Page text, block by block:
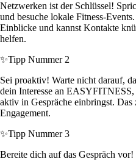
Netzwerken ist der Schlüssel!
und besuche lokale Fitness-
Einblicke und kannst Kontakte
helfen.
✨Tipp Nummer 2
Sei proaktiv! Warte nicht darauf,
dein Interesse an
aktiv in Gespräche einbringst.
Engagement.
✨Tipp Nummer 3
Bereite dich auf das Gespräch